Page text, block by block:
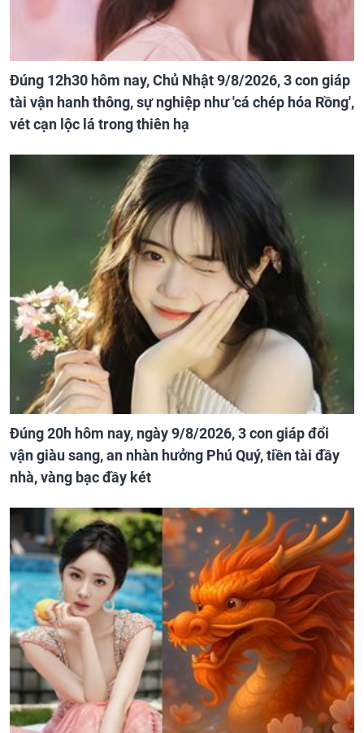
Đúng 12h30 hôm nay, Chủ Nhật 9/8/2026, 3 con giáp
tài vận hanh thông, sự nghiệp như 'cá chép hóa Rồng',
vét cạn lộc lá trong thiên hạ
Đúng 20h hôm nay, ngày 9/8/2026, 3 con giáp đổi
vận giàu sang, an nhàn hưởng Phú Quý, tiền tài đầy
nhà, vàng bạc đầy két